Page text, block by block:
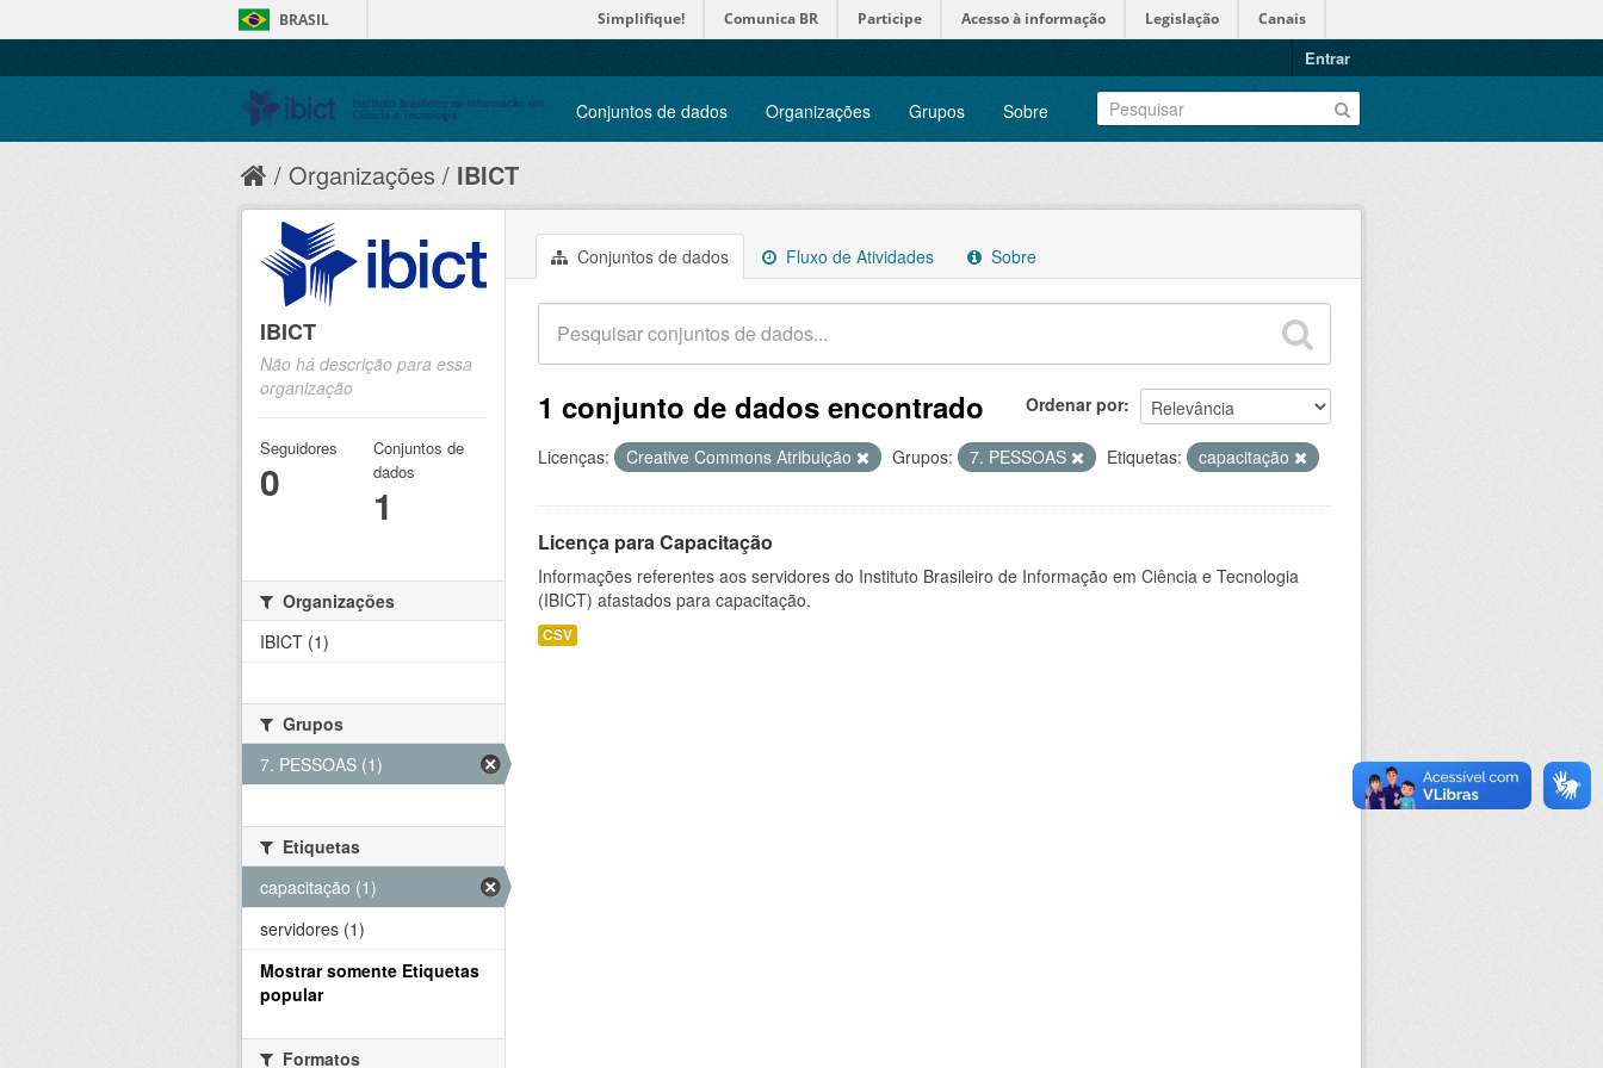
BRASIL Simplifique! Comunica BR Participe Acesso à informação Legislação Canais
Entrar
Conjuntos de dados Organizações Grupos Sobre
Organizações IBICT
Conjuntos de dados Fluxo de Atividades Sobre
Ordenar por
1 conjunto de dados encontrado
Licenças: Creative Commons Atribuição Grupos: 7. PESSOAS Etiquetas: capacitação
Licença para Capacitação
Informações referentes aos servidores do Instituto Brasileiro de Informação em Ciência e Tecnologia
(IBICT) afastados para capacitação.
CSV
IBICT
Não há descrição para essa
organização
Seguidores
0
Conjuntos de
dados
1
Organizações
IBICT (1)
Grupos
7. PESSOAS (1)
Etiquetas
capacitação (1)
servidores (1)
Mostrar somente Etiquetas
popular
Formatos